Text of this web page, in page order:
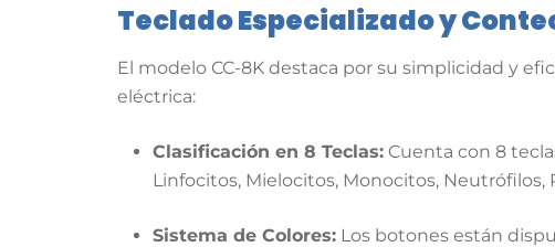
Teclado Especializado y
El modelo CC-8K destaca por su simplicidad y
eléctrica:
Clasificación en 8 Teclas: Cuenta con 8
Linfocitos, Mielocitos, Monocitos, Neutrófilos,
Sistema de Colores: Los botones están